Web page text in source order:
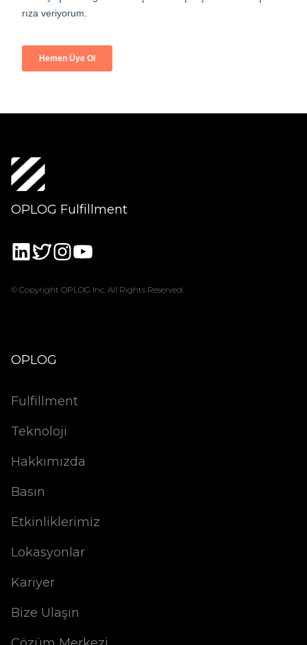
OPLOG Fulfillment
© Copyright OPLOG Inc. All Rights Reserved.
OPLOG
Fulfillment
Teknoloji
Hakkımızda
Basın
Etkinliklerimiz
Lokasyonlar
Kariyer
Bize Ulaşın